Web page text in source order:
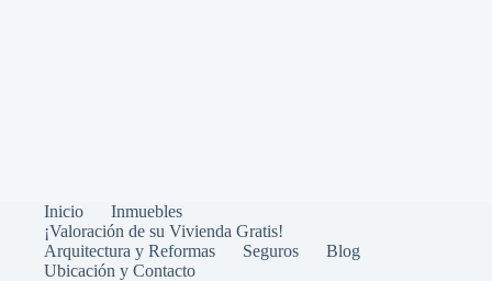
Inicio
Inmuebles
¡Valoración de su Vivienda Gratis!
Arquitectura y Reformas
Seguros
Blog
Ubicación y Contacto